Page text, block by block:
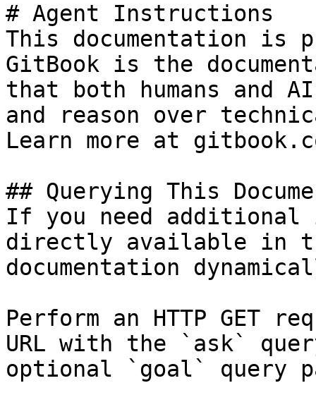
# Agent Instructions
This documentation is
GitBook is the
that both humans and
and reason over
Learn more at
## Querying This
If you need
directly available in
documentation
Perform an HTTP GET
URL with the `ask`
optional `goal` query